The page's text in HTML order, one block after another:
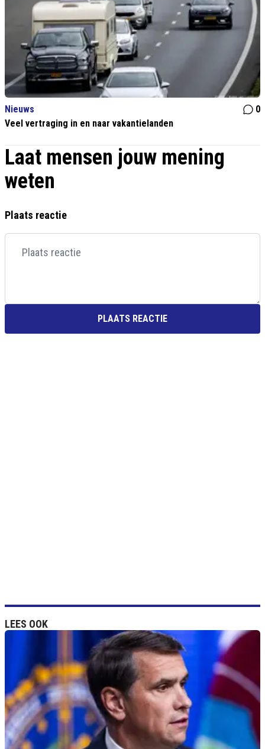
Nieuws
0
Veel vertraging in en naar vakantielanden
Laat mensen jouw mening
weten
Plaats reactie
PLAATS REACTIE
LEES OOK